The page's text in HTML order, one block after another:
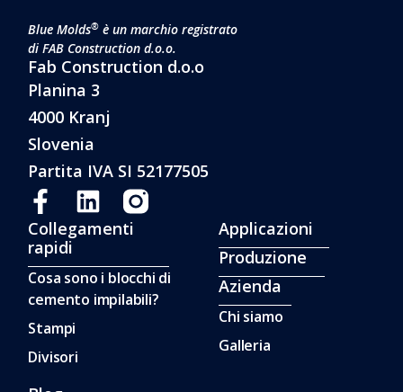
Blue Molds® è un marchio registrato
di FAB Construction d.o.o.
Fab Construction d.o.o
Planina 3
4000 Kranj
Slovenia
Partita IVA SI 52177505
Collegamenti
rapidi
Cosa sono i blocchi di
cemento impilabili?
Stampi
Divisori
Applicazioni
Produzione
Azienda
Chi siamo
Galleria